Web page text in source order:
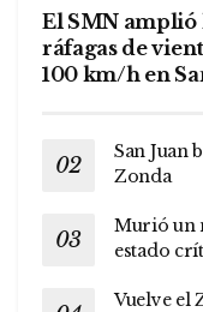
El SMN
ráfagas de
100 km/h en
San Juan
Zonda
Murió un
estado
Vuelve el